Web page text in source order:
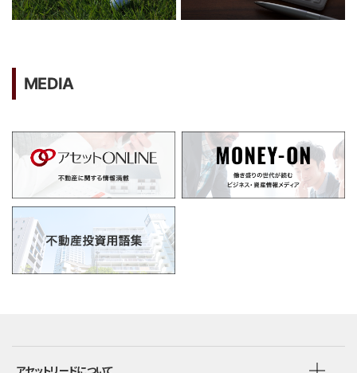
MEDIA
アセットリードについて